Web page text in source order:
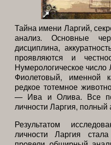
Тайна имени Ларгий,
анализ. Основные
дисциплина,
проявляются и
Нумерологическое
Фиолетовый,
редкое тотемное
— Ива и Олива. Все
личности Ларгия, полный
Результатом
личности Ларгия